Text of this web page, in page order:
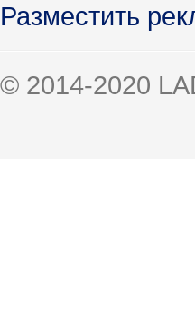
Разместить
© 2014-2020